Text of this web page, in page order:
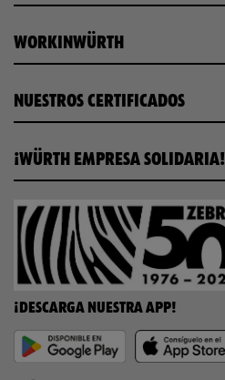
WORKINWÜRTH
NUESTROS CERTIFICADOS
¡WÜRTH EMPRESA SOLIDARIA!
¡DESCARGA NUESTRA APP!